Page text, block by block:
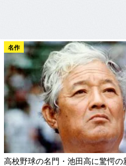
名作
高校野球の名門・池田高に驚愕の